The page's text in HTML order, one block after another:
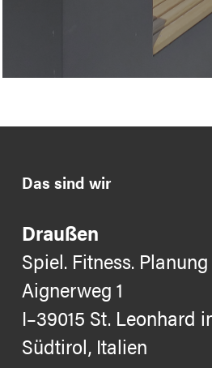
Das sind wir
Draußen
Spiel. Fitness. Planung
Aignerweg 1
I–39015 St. Leonhard
Südtirol, Italien